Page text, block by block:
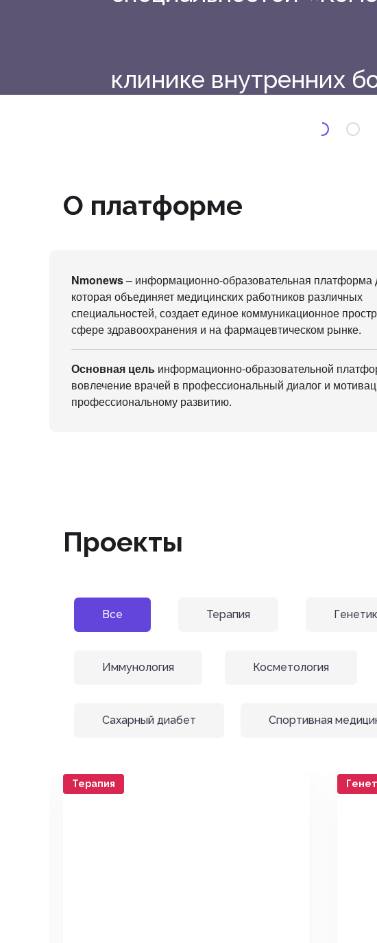
клинике внутренних
К проекту
О платформе
Nmonews– информационно-образовательная платформа
которая объединяет медицинских работников различных
специальностей, создает единое коммуникационное
сфере здравоохранения и на фармацевтическом рынке.
Основная цель информационно-образовательной
вовлечение врачей в профессиональный диалог и
профессиональному развитию.
Проекты
Все Терапия
Иммунология Косметология
Сахарный диабет Спортивная
Терапия